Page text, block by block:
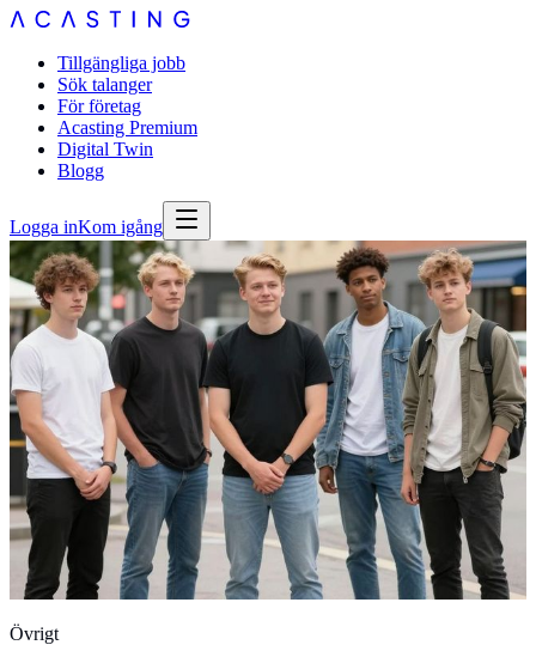
Tillgängliga jobb
Sök talanger
För företag
Acasting Premium
Digital Twin
Blogg
Logga inKom igång
Övrigt